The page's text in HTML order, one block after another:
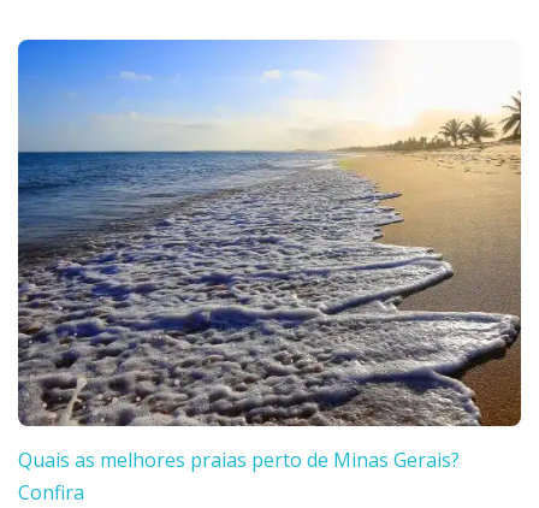
Quais as melhores praias perto de Minas Gerais?
Confira